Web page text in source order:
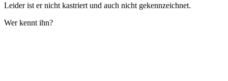
Leider ist er nicht kastriert und auch nicht gekennzeichnet.
Wer kennt ihn?